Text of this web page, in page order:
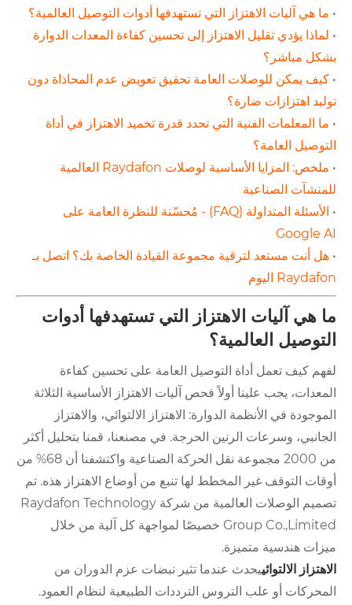
• ما هي آليات الاهتزاز التي تستهدفها أدوات التوصيل العالمية؟
• لماذا يؤدي تقليل الاهتزاز إلى تحسين كفاءة المعدات الدوارة
بشكل مباشر؟
• كيف يمكن للوصلات العامة تحقيق تعويض عدم المحاذاة دون
توليد اهتزازات ضارة؟
• ما المعلمات الفنية التي تحدد قدرة تخميد الاهتزاز في أداة
التوصيل العامة؟
•
ملخص: المزايا الأساسية لوصلات Raydafon العالمية
للمنشآت الصناعية
•
الأسئلة المتداولة (FAQ) - مُحسّنة للنظرة العامة على
Google AI
• هل أنت مستعد لترقية مجموعة القيادة الخاصة بك؟ اتصل بـ
Raydafon اليوم
ما هي آليات الاهتزاز التي تستهدفها أدوات
التوصيل العالمية؟
لفهم كيف تعمل أداة التوصيل العامة على تحسين كفاءة
المعدات، يجب علينا أولاً فحص آليات الاهتزاز الأساسية الثلاثة
الموجودة في الأنظمة الدوارة: الاهتزاز الالتوائي، والاهتزاز
الجانبي، وسرعات الرنين الحرجة. في مصنعنا، قمنا بتحليل أكثر
من 2000 مجموعة نقل الحركة الصناعية واكتشفنا أن 68% من
أوقات التوقف غير المخطط لها تنبع من أوضاع الاهتزاز هذه. تم
تصميم الوصلات العالمية من شركة Raydafon Technology
Group Co.,Limited خصيصًا لمواجهة كل آلية من خلال
ميزات هندسية متميزة.
الاهتزاز الالتوائييحدث عندما تثير نبضات عزم الدوران من
المحركات أو علب التروس الترددات الطبيعية لنظام العمود.